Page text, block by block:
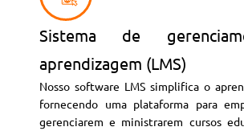
Sistema de
aprendizagem (LMS)
Nosso software LMS simplifica o
fornecendo uma plataforma para
gerenciarem e ministrarem cursos